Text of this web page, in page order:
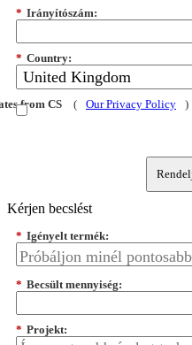
* Irányítószám:
* Country:
from CS ( Our Privacy Policy )
Kérjen becslést
* Igényelt termék:
* Becsült mennyiség:
* Projekt: